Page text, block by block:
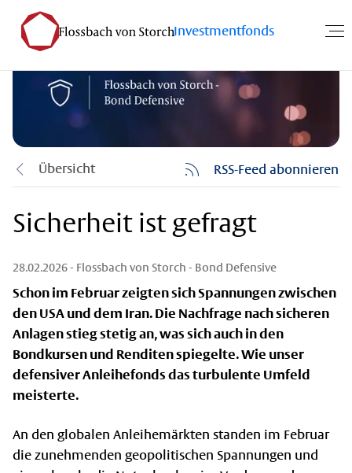
Investmentfonds
Übersicht RSS-Feed abonnieren
Sicherheit ist gefragt
28.02.2026- Flossbach von Storch - Bond Defensive
Schon im Februar zeigten sich Spannungen zwischen
den USA und dem Iran. Die Nachfrage nach sicheren
Anlagen stieg stetig an, was sich auch in den
Bondkursen und Renditen spiegelte. Wie unser
defensiver Anleihefonds das turbulente Umfeld
meisterte.
An den globalen Anleihemärkten standen im Februar
die zunehmenden geopolitischen Spannungen und